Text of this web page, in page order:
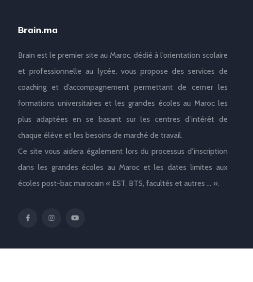
Brain.ma
Brain est le premier site au Maroc, dédié à l’orientation scolaire
et professionnelle au lycée, vous propose des services de
coaching et d’accompagnement permettant de cerner les
formations universitaires et les grandes écoles au Maroc les
plus adaptées en se basant sur les centres d’intérêt de
chaque élève et les besoins de marché de travail.
Ce site vous aidera également lors du processus d’inscription
dans les grandes écoles au Maroc et les dates limites aux
écoles post-bac marocain « EST, BTS, facultés et autres … ».